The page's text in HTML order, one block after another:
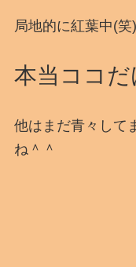
局地的に紅葉中(笑)
本当ココだ
他はまだ青々して
ね＾＾